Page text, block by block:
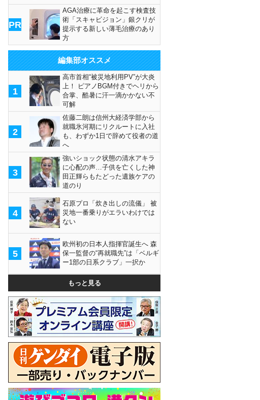
PR
AGA治療に革命を起こす検査技
術「スキャビジョン」銀クリが
提示する新しい薄毛治療のあり
方
編集部オススメ
1
高市首相“被災地利用PV”が大炎
上！ ピアノBGM付きでヘリから
合掌、酷暑に汗一滴かかない不
可解
2
佐藤二朗は信州大経済学部から
就職氷河期にリクルートに入社
も、わずか1日で辞めて役者の道
へ
3
強いショック状態の清水アキラ
に心配の声…子供を亡くした神
田正輝らもたどった遺族ケアの
道のり
4
石原プロ「炊き出しの流儀」 被
災地一番乗りがエラいわけでは
ない
5
欧州初の日本人指揮官誕生へ 森
保一監督の“再就職先”は「ベルギ
ー1部の日系クラブ」一択か
もっと見る